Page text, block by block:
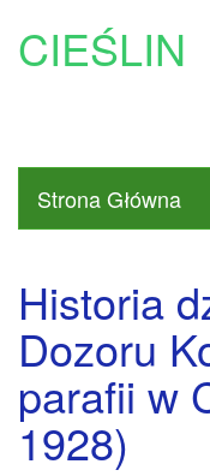
CIEŚLIN
Strona Główna
Historia
Dozoru
parafii w
1928)